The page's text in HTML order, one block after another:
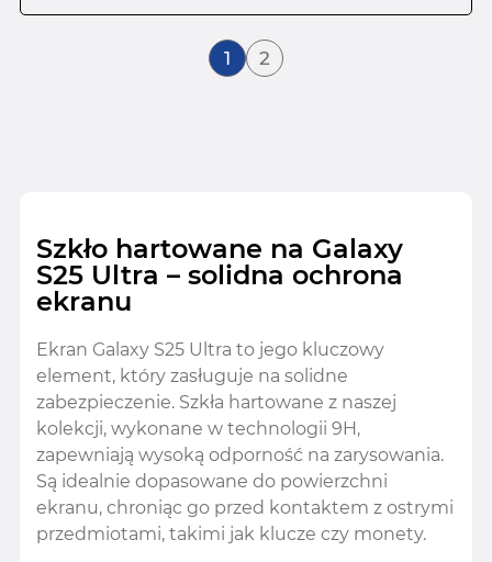
Aktualnie czytasz stronę
1 Strona
2
Szkło hartowane na Galaxy
S25 Ultra – solidna ochrona
ekranu
Ekran Galaxy S25 Ultra to jego kluczowy
element, który zasługuje na solidne
zabezpieczenie. Szkła hartowane z naszej
kolekcji, wykonane w technologii 9H,
zapewniają wysoką odporność na zarysowania.
Są idealnie dopasowane do powierzchni
ekranu, chroniąc go przed kontaktem z ostrymi
przedmiotami, takimi jak klucze czy monety.